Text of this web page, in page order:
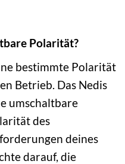
Polarität?
bestimmte Polarität
Betrieb. Das Nedis
umschaltbare
des
deines
darauf, die